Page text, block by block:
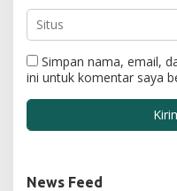
Simpan nama, email,
ini untuk komentar saya
News Feed